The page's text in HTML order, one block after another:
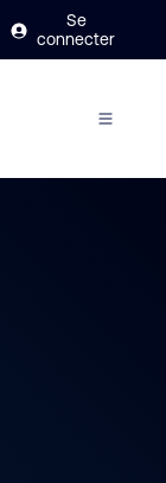
Se
connecter